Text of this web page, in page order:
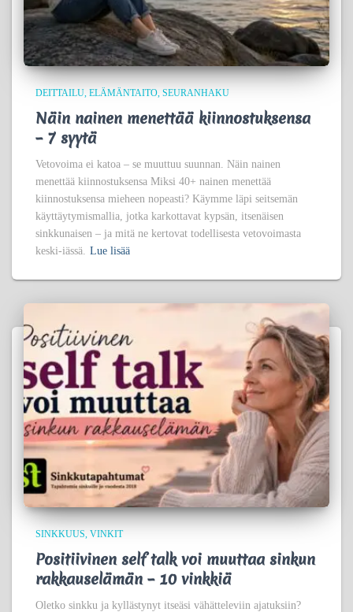
DEITTAILU ELÄMÄNTAITO SEURANHAKU
Näin nainen menettää kiinnostuksensa
– 7 syytä
Vetovoima ei katoa – se muuttuu suunnan. Näin nainen
menettää kiinnostuksensa Miksi 40+ nainen menettää
kiinnostuksensa mieheen nopeasti? Käymme läpi seitsemän
käyttäytymismallia, jotka karkottavat kypsän, itsenäisen
sinkkunaisen – ja mitä ne kertovat todellisesta vetovoimasta
keski-iässä. Lue lisää
SINKKUUS VINKIT
Positiivinen self talk voi muuttaa sinkun
rakkauselämän – 10 vinkkiä
Oletko sinkku ja kyllästynyt itseäsi vähätteleviin ajatuksiin?